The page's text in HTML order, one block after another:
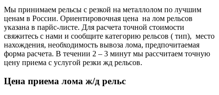
Мы принимаем рельсы с резкой на металлолом по лучшим
ценам в России. Ориентировочная цена на лом рельсов
указана в парйс-листе. Для расчета точной стоимости
свяжитесь с нами и сообщите категорию рельсов ( тип), место
нахождения, необходимость вывоза лома, предпочитаемая
форма расчета. В течении 2 – 3 минут мы рассчитаем точную
цену приема с услугой резки жд рельсов.
Цена приема лома ж/д рельс